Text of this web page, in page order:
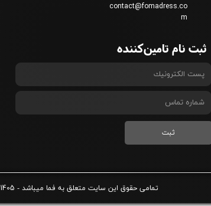
​تمامی حقوق این سایت متعلق به فما میباشد - 1405
contact@fomadress.co
m
ثبت
ثبت نام تامین‌کننده